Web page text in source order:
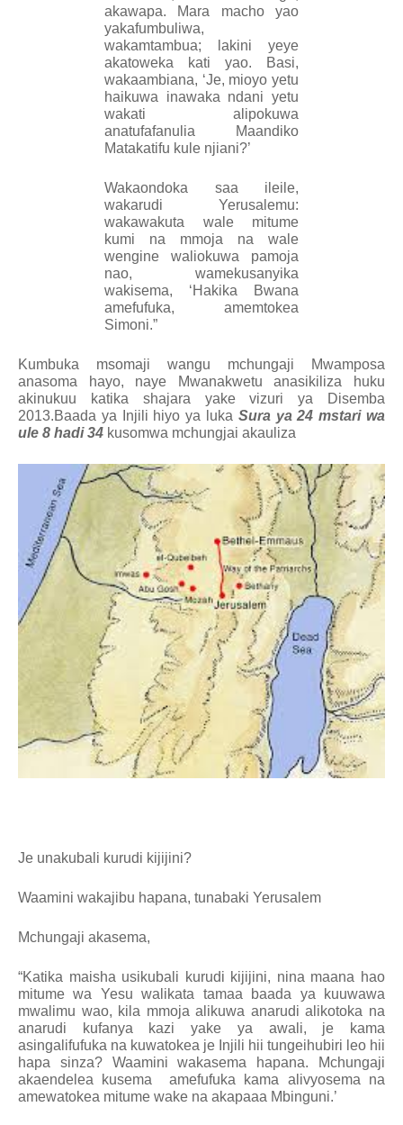
akawapa. Mara macho yao
yakafumbuliwa,
wakamtambua; lakini yeye
akatoweka kati yao. Basi,
wakaambiana, ‘Je, mioyo yetu
haikuwa inawaka ndani yetu
wakati alipokuwa
anatufafanulia Maandiko
Matakatifu kule njiani?’
Wakaondoka saa ileile,
wakarudi Yerusalemu:
wakawakuta wale mitume
kumi na mmoja na wale
wengine waliokuwa pamoja
nao, wamekusanyika
wakisema, ‘Hakika Bwana
amefufuka, amemtokea
Simoni.”
Kumbuka msomaji wangu mchungaji Mwamposa
anasoma hayo, naye Mwanakwetu anasikiliza huku
akinukuu katika shajara yake vizuri ya Disemba
2013.Baada ya Injili hiyo ya luka Sura ya 24 mstari wa
ule 8 hadi 34 kusomwa mchungjai akauliza
Je unakubali kurudi kijijini?
Waamini wakajibu hapana, tunabaki Yerusalem
Mchungaji akasema,
“Katika maisha usikubali kurudi kijijini, nina maana hao
mitume wa Yesu walikata tamaa baada ya kuuwawa
mwalimu wao, kila mmoja alikuwa anarudi alikotoka na
anarudi kufanya kazi yake ya awali, je kama
asingalifufuka na kuwatokea je Injili hii tungeihubiri leo hii
hapa sinza? Waamini wakasema hapana. Mchungaji
akaendelea kusema
amefufuka kama alivyosema na
amewatokea mitume wake na akapaaa Mbinguni.’